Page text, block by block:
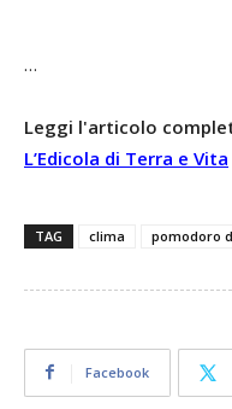
…
Leggi l'articolo
L’Edicola di Terra e Vita
TAG clima pomodoro
Facebook